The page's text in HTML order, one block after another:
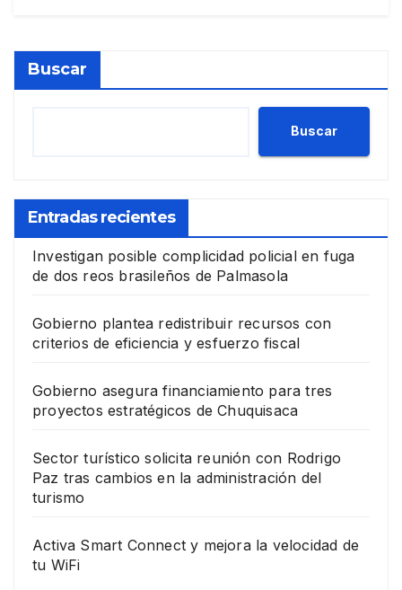
Buscar
Buscar
Entradas recientes
Investigan posible complicidad policial en fuga
de dos reos brasileños de Palmasola
Gobierno plantea redistribuir recursos con
criterios de eficiencia y esfuerzo fiscal
Gobierno asegura financiamiento para tres
proyectos estratégicos de Chuquisaca
Sector turístico solicita reunión con Rodrigo
Paz tras cambios en la administración del
turismo
Activa Smart Connect y mejora la velocidad de
tu WiFi